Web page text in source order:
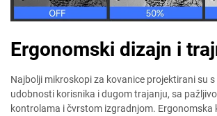
Ergonomski dizajn i
Najbolji mikroskopi za kovanice projektirani su
udobnosti korisnika i dugom trajanju, sa
kontrolama i čvrstom izgradnjom. Ergonomska